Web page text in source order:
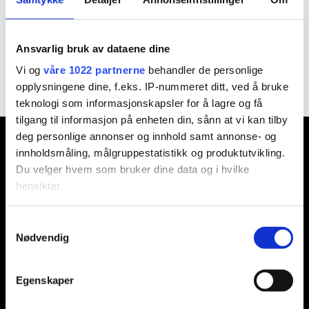
Ansvarlig bruk av dataene dine
Vi og våre 1022 partnerne behandler de personlige
opplysningene dine, f.eks. IP-nummeret ditt, ved å bruke
teknologi som informasjonskapsler for å lagre og få
tilgang til informasjon på enheten din, sånn at vi kan tilby
deg personlige annonser og innhold samt annonse- og
innholdsmåling, målgruppestatistikk og produktutvikling.
Du velger hvem som bruker dine data og i hvilke
hensikter.
Innhente informasjon om den geografiske
Identifisere enheten din ved å aktivt skanne den for
Nødvendig
Egenskaper
sommermarked
Ansvarlig redaktør:
Jon Aamodt
Kontakt oss
Nyhetstips: